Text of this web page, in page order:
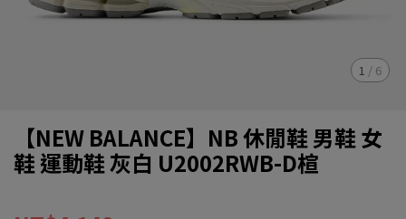
1 / 6
【NEW BALANCE】NB 休閒鞋 男鞋 女
鞋 運動鞋 灰白 U2002RWB-D楦